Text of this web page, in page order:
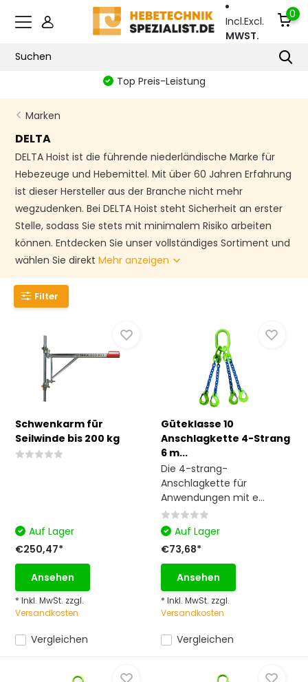
Incl.Excl.
MWST.
0
Zertifizierte Sicherheit
Marken
DELTA
DELTA Hoist ist die führende niederländische Marke für
Hebezeuge und Hebemittel. Mit über 60 Jahren Erfahrung
ist dieser Hersteller aus der Branche nicht mehr
wegzudenken. Bei DELTA Hoist steht Sicherheit an erster
Stelle, sodass Sie stets mit minimalem Risiko arbeiten
können. Entdecken Sie unser vollständiges Sortiment und
wählen Sie direktMehr anzeigen
Filter
Schwenkarm für
Seilwinde bis 200 kg
Vergleichen
Auf Lager
€250,47*
Ansehen
* Inkl. MwSt. zzgl.
Versandkosten
Güteklasse 10
Anschlagkette 4-Strang
6 m...
Die 4-strang-
Anschlagkette für
Anwendungen mit e...
Vergleichen
Auf Lager
€73,68*
Ansehen
* Inkl. MwSt. zzgl.
Versandkosten